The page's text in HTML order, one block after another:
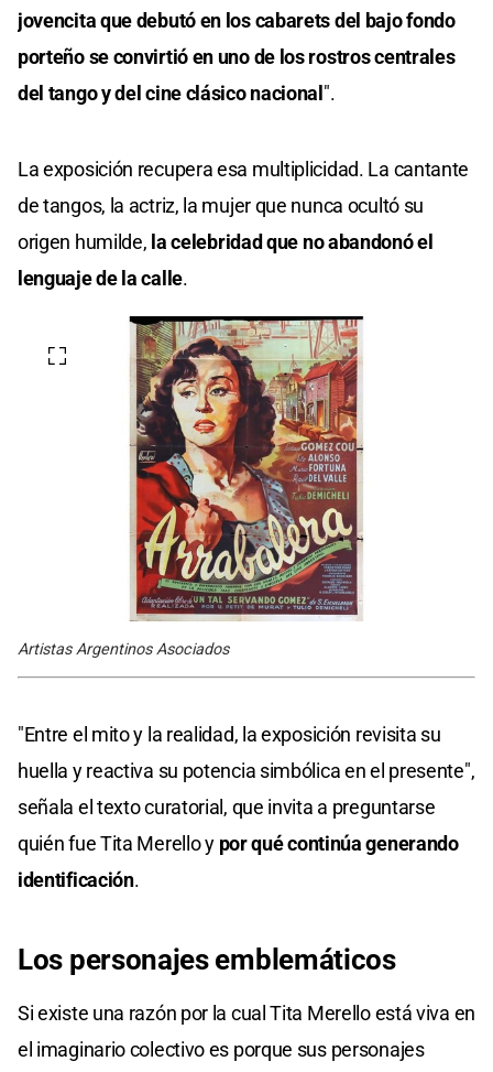
jovencita que debutó en los cabarets del bajo fondo
porteño se convirtió en uno de los rostros centrales
del tango y del cine clásico nacional".
La exposición recupera esa multiplicidad. La cantante
de tangos, la actriz, la mujer que nunca ocultó su
origen humilde, la celebridad que no abandonó el
lenguaje de la calle.
Artistas Argentinos Asociados
"Entre el mito y la realidad, la exposición revisita su
huella y reactiva su potencia simbólica en el presente",
señala el texto curatorial, que invita a preguntarse
quién fue Tita Merello ypor qué continúa generando
identificación.
Los personajes emblemáticos
Si existe una razón por la cual Tita Merello está viva en
el imaginario colectivo es porque sus personajes